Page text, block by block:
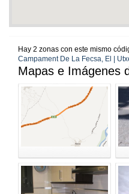
Hay 2 zonas con este mismo
Campament De La Fecsa, El |
Mapas e Imágenes